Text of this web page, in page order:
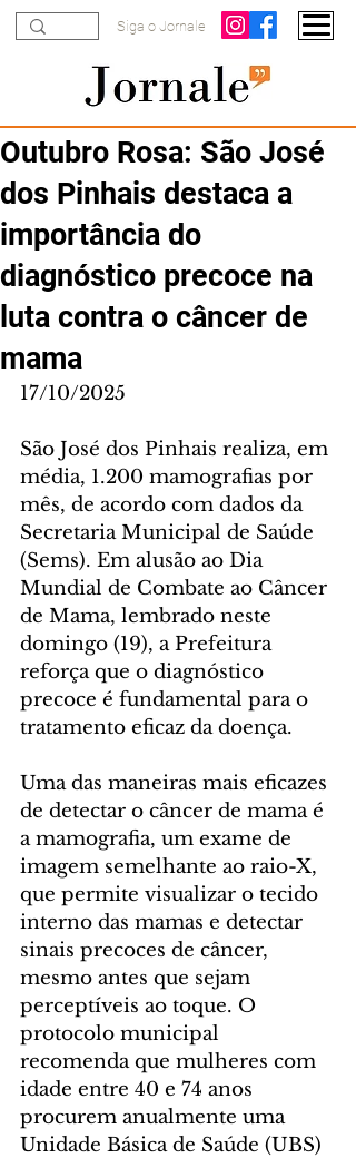
Siga o Jornale
Outubro Rosa: São José
dos Pinhais destaca a
importância do
diagnóstico precoce na
luta contra o câncer de
mama
17/10/2025
São José dos Pinhais realiza, em
média, 1.200 mamografias por
mês, de acordo com dados da
Secretaria Municipal de Saúde
(Sems). Em alusão ao Dia
Mundial de Combate ao Câncer
de Mama, lembrado neste
domingo (19), a Prefeitura
reforça que o diagnóstico
precoce é fundamental para o
tratamento eficaz da doença.
Uma das maneiras mais eficazes
de detectar o câncer de mama é
a mamografia, um exame de
imagem semelhante ao raio-X,
que permite visualizar o tecido
interno das mamas e detectar
sinais precoces de câncer,
mesmo antes que sejam
perceptíveis ao toque. O
protocolo municipal
recomenda que mulheres com
idade entre 40 e 74 anos
procurem anualmente uma
Unidade Básica de Saúde (UBS)